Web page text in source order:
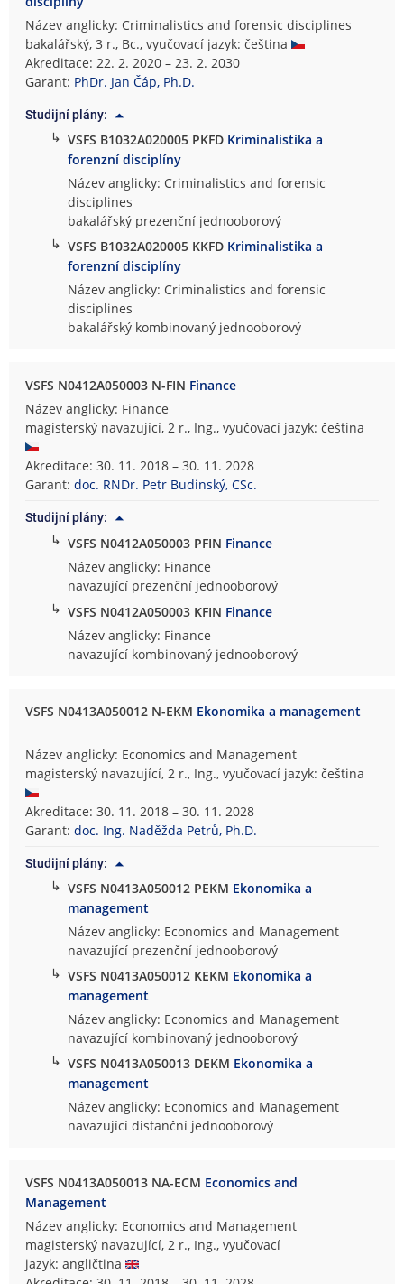
Název anglicky: Criminalistics and forensic disciplines
bakalářský, 3 r., Bc., vyučovací jazyk: čeština
Akreditace: 22. 2. 2020 – 23. 2. 2030
Garant: PhDr. Jan Čáp, Ph.D.
Studijní plány:
↳ VSFS B1032A020005 PKFD Kriminalistika a
forenzní disciplíny
Název anglicky: Criminalistics and forensic
disciplines
bakalářský prezenční jednooborový
↳ VSFS B1032A020005 KKFD Kriminalistika a
forenzní disciplíny
Název anglicky: Criminalistics and forensic
disciplines
bakalářský kombinovaný jednooborový
VSFS N0412A050003 N-FIN Finance
Název anglicky: Finance
magisterský navazující, 2 r., Ing., vyučovací jazyk: čeština
Akreditace: 30. 11. 2018 – 30. 11. 2028
Garant:doc. RNDr. Petr Budinský, CSc.
Studijní plány:
↳ VSFS N0412A050003 PFIN Finance
Název anglicky: Finance
navazující prezenční jednooborový
↳ VSFS N0412A050003 KFIN Finance
Název anglicky: Finance
navazující kombinovaný jednooborový
VSFS N0413A050012 N-EKM Ekonomika a management
Název anglicky: Economics and Management
magisterský navazující, 2 r., Ing., vyučovací jazyk: čeština
Akreditace: 30. 11. 2018 – 30. 11. 2028
Garant:doc. Ing. Naděžda Petrů, Ph.D.
Studijní plány:
↳ VSFS N0413A050012 PEKM Ekonomika a
management
Název anglicky: Economics and Management
navazující prezenční jednooborový
↳ VSFS N0413A050012 KEKM Ekonomika a
management
Název anglicky: Economics and Management
navazující kombinovaný jednooborový
↳ VSFS N0413A050013 DEKM Ekonomika a
management
Název anglicky: Economics and Management
navazující distanční jednooborový
VSFS N0413A050013 NA-ECM Economics and
Management
Název anglicky: Economics and Management
magisterský navazující, 2 r., Ing., vyučovací
jazyk: angličtina